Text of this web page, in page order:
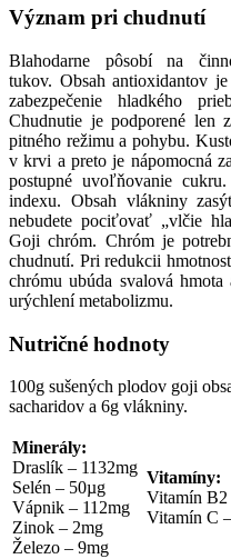
Význam pri chudnutí
Blahodarne pôsobí na
tukov. Obsah antioxidantov
zabezpečenie hladkého
Chudnutie je podporené len
pitného režimu a pohybu.
v krvi a preto je nápomocná
postupné uvoľňovanie
indexu. Obsah vlákniny
nebudete pociťovať „vlčie
Goji chróm. Chróm je
chudnutí. Pri redukcii
chrómu ubúda svalová
urýchlení metabolizmu.
Nutričné hodnoty
100g sušených plodov goji
sacharidov a 6g vlákniny.
Minerály:
Draslík – 1132mg
Selén – 50µg
Vápnik – 112mg
Zinok – 2mg
Železo – 9mg
Vitamíny:
Vitamín B2
Vitamín C